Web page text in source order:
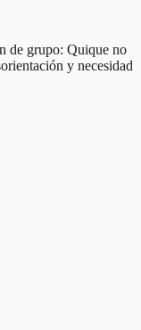
de grupo: Quique no
y necesidad